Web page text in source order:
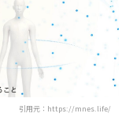
引用元：https://mnes.life/